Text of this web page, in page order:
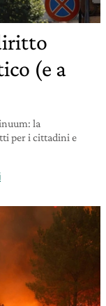
(e a
la
per i cittadini e